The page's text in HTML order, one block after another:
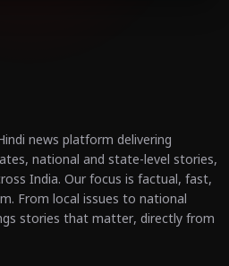
news platform delivering
national and state-level stories,
India. Our focus is factual, fast,
From local issues to national
stories that matter, directly from